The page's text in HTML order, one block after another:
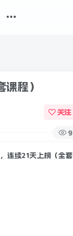
程）
关注